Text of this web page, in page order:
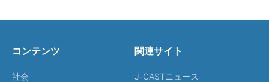
コンテンツ
社会
関連サイト
J-CASTニュース